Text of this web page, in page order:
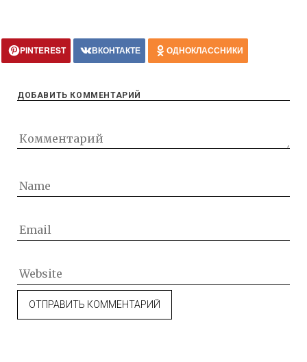
PINTEREST ВКОНТАКТЕ ОДНОКЛАССНИКИ
ДОБАВИТЬ КОММЕНТАРИЙ